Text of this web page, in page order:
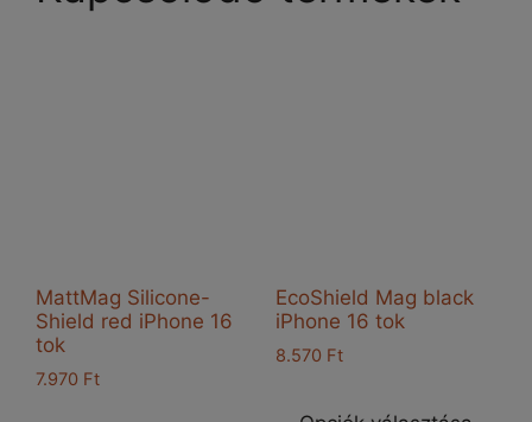
MattMag Silicone-
Shield red iPhone 16
tok
7.970 Ft
Ennek
EcoShield Mag black
iPhone 16 tok
8.570 Ft